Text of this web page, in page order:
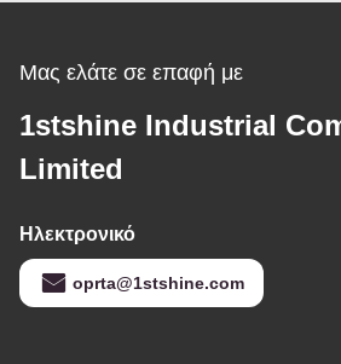
Μας ελάτε σε επαφή με
1stshine Industrial
Limited
Ηλεκτρονικό
oprta@1stshine.com